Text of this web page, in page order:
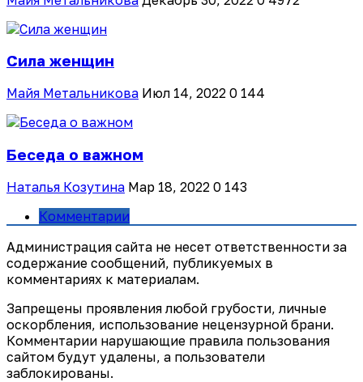
Сила женщин
Майя Метальникова Июл 14, 2022 0 144
Беседа о важном
Наталья Козутина Мар 18, 2022 0 143
Комментарии
Администрация сайта не несет ответственности за
содержание сообщений, публикуемых в
комментариях к материалам.
Запрещены проявления любой грубости, личные
оскорбления, использование нецензурной брани.
Комментарии нарушающие правила пользования
сайтом будут удалены, а пользователи
заблокированы.